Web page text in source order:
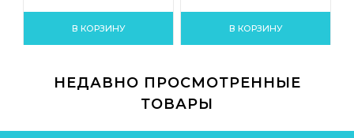
В КОРЗИНУ В КОРЗИНУ
НЕДАВНО ПРОСМОТРЕННЫЕ
ТОВАРЫ